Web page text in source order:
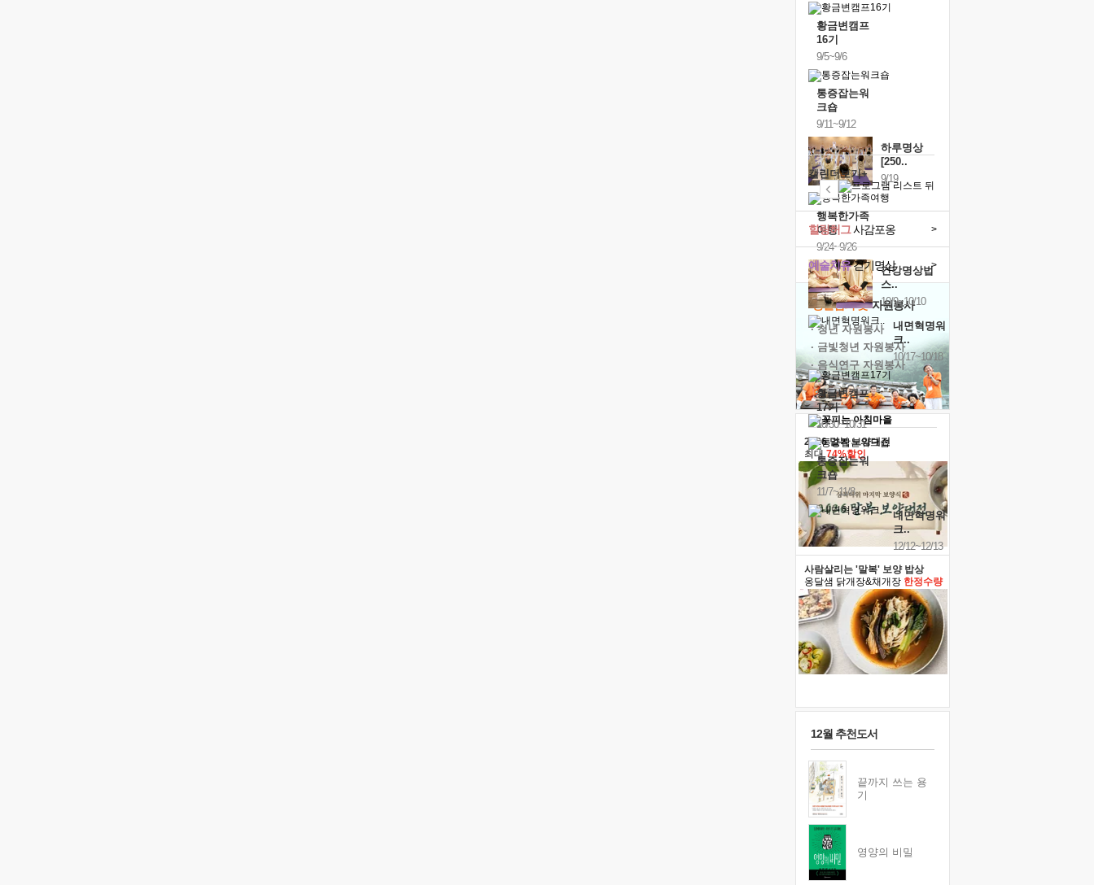
황금변캠프
16기
9/5~9/6
통증잡는워
크숍
9/11~9/12
하루명상
[250..
9/19
행복한가족
여행
9/24~9/26
건강명상법
스..
10/9~10/10
내면혁명워
크..
10/17~10/18
황금변캠프
17기
10/30~10/31
통증잡는워
크숍
11/7~11/8
내면혁명워
크..
12/12~12/13
캘린더보기+
예술치유걷기명상 >
힐링허그사감포옹 >
'옹달샘의 꽃'자원봉사
· 청년 자원봉사
· 금빛청년 자원봉사
· 음식연구 자원봉사
2026 말복 보양대전
최대74%할인
사람살리는 '말복' 보양 밥상
옹달샘 닭개장&채개장 한정수량
12월 추천도서
끝까지 쓰는 용
기
영양의 비밀